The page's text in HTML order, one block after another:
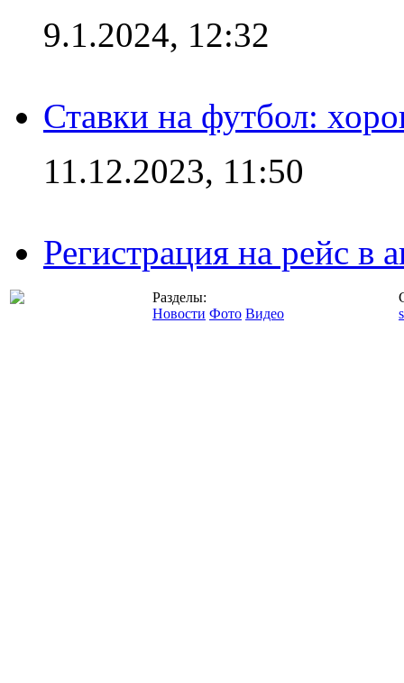
9.1.2024, 12:32
Ставки на футбол:
11.12.2023, 11:50
Регистрация на рейс в
Разделы:
Новости Фото Видео